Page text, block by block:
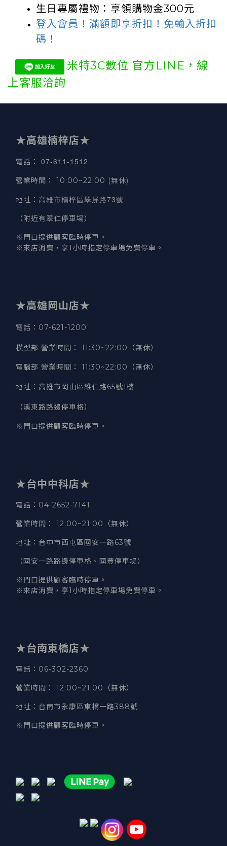
生日專屬禮物：享領購物金300元
登入會員！滿額即享折扣！免輸入折扣
碼！
米特3C數位 官方LINE， 線
上客服洽詢
★高雄楠梓店★
電話 ： 07-611-1512
營業時間 ： 10:00~22:00 (無休)
地址 ： 高雄市楠梓區翠屏路73號
（附近有翠仁停車場）
※門口提供顧客臨時停車。
※來店消費，享1小時指定停車場免費停車。
★高雄岡山店★
電話：07-621-1200
模型部 營業時間 ： 11:30~22:00（無休）
電腦部 營業時間 ： 11:30~22:00（無休）
地址 ： 高雄市岡山區維仁路65號1樓
（溪東路路邊停車格）
※門口提供顧客臨時停車。
★台中中科店★
電話 ：04-2652-7141
營業時間 ： 12:00~21:00（無休）
地址 ：台中市西屯區國安一路63號
（國安一路路邊停車格、國豐停車場）
※門口提供顧客臨時停車。
※來店消費，享1小時指定停車場免費停車。
★台南東橋店★
電話 ：06-302-2360
營業時間 ： 12:00~21:00（無休）
地址 ：台南市永康區東橋一路388號
※門口提供顧客臨時停車。